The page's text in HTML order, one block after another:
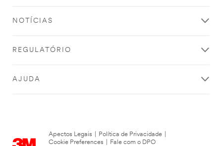
NOTÍCIAS
REGULATÓRIO
AJUDA
Apectos Legais Política de Privacidade
Cookie Preferences
Fale com o DPO